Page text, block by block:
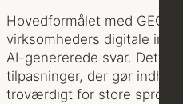
Hovedformålet med GEO
virksomheders digitale
AI-genererede svar. Dette
tilpasninger, der gør
troværdigt for store